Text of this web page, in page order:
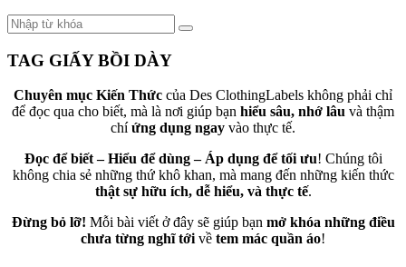
TAG GIẤY BỒI DÀY
Chuyên mục Kiến Thức của Des ClothingLabels không phải chỉ
để đọc qua cho biết, mà là nơi giúp bạn hiểu sâu, nhớ lâu và thậm
chíứng dụng ngay vào thực tế.
Đọc để biết – Hiểu để dùng – Áp dụng để tối ưu! Chúng tôi
không chia sẻ những thứ khô khan, mà mang đến những kiến thức
thật sự hữu ích, dễ hiểu, và thực tế.
Đừng bỏ lỡ! Mỗi bài viết ở đây sẽ giúp bạn mở khóa những điều
chưa từng nghĩ tớivề tem mác quần áo!